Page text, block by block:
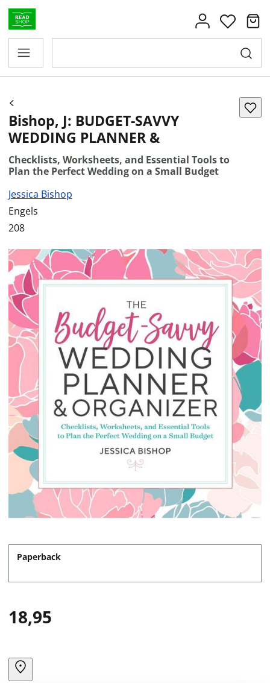
Bishop, J: BUDGET-SAVVY
WEDDING PLANNER &
Checklists, Worksheets, and Essential Tools to
Plan the Perfect Wedding on a Small Budget
Jessica Bishop
Engels
208
Paperback
18,95